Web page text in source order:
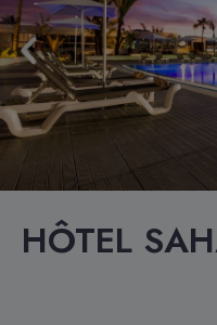
HÔTEL